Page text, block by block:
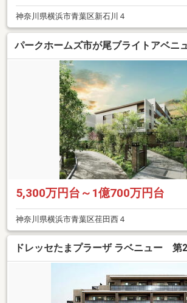
神奈川県横浜市青葉区新石川４
パークホームズ市が尾ブライトアベ
5,300万円台～1億700万円台
神奈川県横浜市青葉区荏田西４
ドレッセたまプラーザ ラベニュー 第